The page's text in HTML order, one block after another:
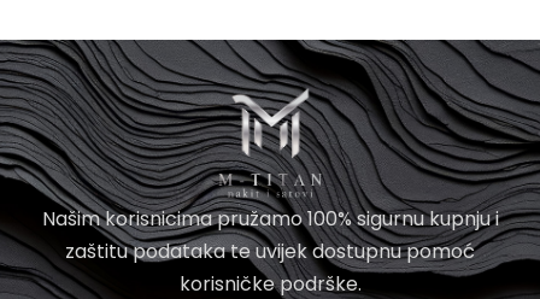
Našim korisnicima pružamo 100% sigurnu kupnju i
zaštitu podataka te uvijek dostupnu pomoć
korisničke podrške.